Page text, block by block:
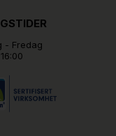
- Fredag